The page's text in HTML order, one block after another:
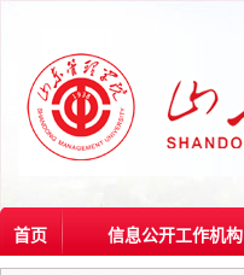
首页 信息公开工作机构